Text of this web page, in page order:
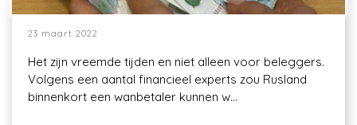
23 maart 2022
Het zijn vreemde tijden en niet alleen voor beleggers.
Volgens een aantal financieel experts zou Rusland
binnenkort een wanbetaler kunnen w...